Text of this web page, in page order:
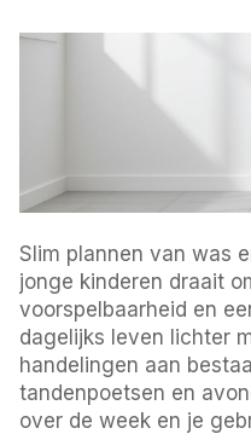
Slim plannen van was
jonge kinderen draait
voorspelbaarheid en
dagelijks leven lichter
handelingen aan
tandenpoetsen en
over de week en je